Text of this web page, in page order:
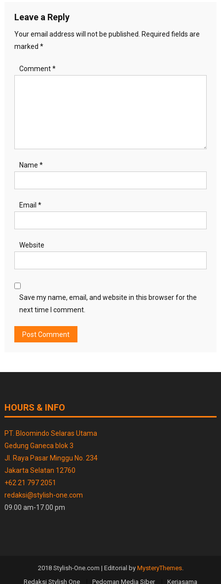
Leave a Reply
Your email address will not be published. Required fields are
marked *
Comment*
Name *
Email *
Website
Save my name, email, and website in this browser for the
next time I comment.
HOURS & INFO
PT. Bloomindo Selaras Utama
Gedung Ganeca blok 3
Jl. Raya Pasar Minggu No. 234
Jakarta Selatan 12760
+62 21 797 2051
redaksi@stylish-one.com
09.00 am-17.00 pm
2018 Stylish-One.com | Editorial by MysteryThemes.
Redaksi Stylish One
Pedoman Media Siber Kerjasama